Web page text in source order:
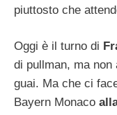
piuttosto che
Oggi è il turno di
di pullman, ma
guai. Ma che ci
Bayern Monaco